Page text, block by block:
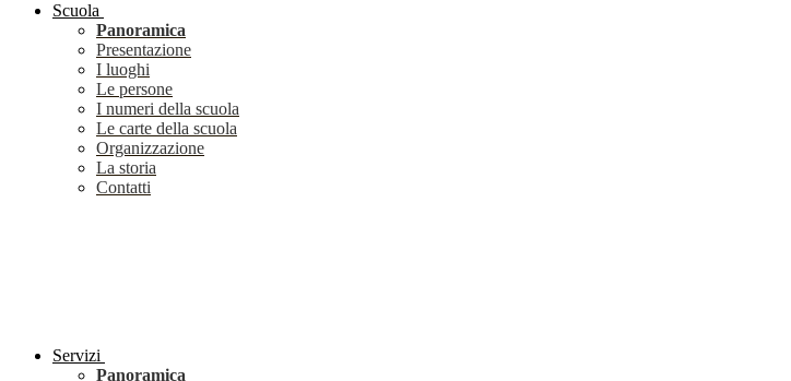
Scuola
Panoramica
Presentazione
I luoghi
Le persone
I numeri della scuola
Le carte della scuola
Organizzazione
La storia
Contatti
Servizi
Panoramica